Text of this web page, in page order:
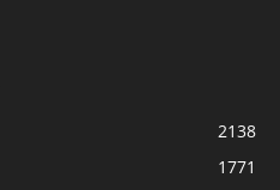
2138
1771